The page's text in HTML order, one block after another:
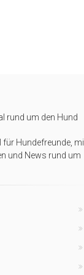
für Hundefreunde,
und News rund um